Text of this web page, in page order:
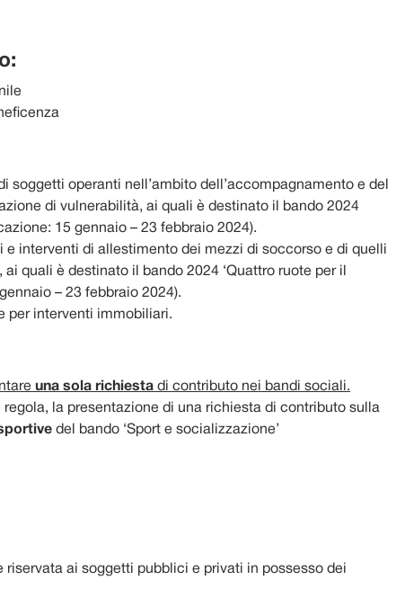
soggetti operanti nell’ambito dell’accompagnamento e del
di vulnerabilità, ai quali è destinato il bando 2024
15 gennaio – 23 febbraio 2024).
e interventi di allestimento dei mezzi di soccorso e di quelli
quali è destinato il bando 2024 ‘Quattro ruote per il
– 23 febbraio 2024).
per interventi immobiliari.
una sola richiesta di contributo nei bandi sociali.
la presentazione di una richiesta di contributo sulla
del bando ‘Sport e socializzazione’
riservata ai soggetti pubblici e privati in possesso dei